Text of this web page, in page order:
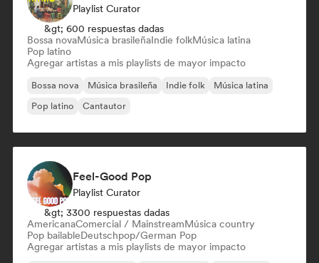
Playlist Curator
&gt; 600 respuestas dadas
Bossa novaMúsica brasileñaIndie folkMúsica latina
Pop latino
Agregar artistas a mis playlists de mayor impacto
Bossa nova Música brasileña Indie folk
Música latina
Pop latino
Cantautor
Feel-Good Pop
Playlist Curator
&gt; 3300 respuestas dadas
AmericanaComercial / MainstreamMúsica country
Pop bailableDeutschpop/German Pop
Agregar artistas a mis playlists de mayor impacto